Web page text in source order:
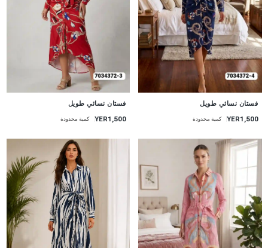
فستان نسائي طويل
YER1,500 كمية محدودة
فستان نسائي طويل
YER1,500 كمية محدودة